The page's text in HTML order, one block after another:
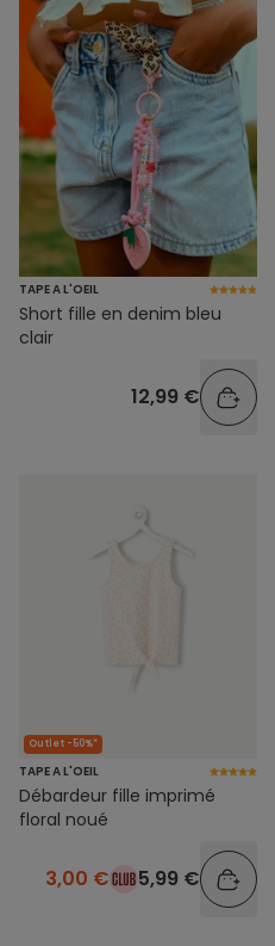
TAPE A L'OEIL
Short fille en denim bleu
clair
12,99 €
Outlet -50%*
TAPE A L'OEIL
Débardeur fille imprimé
floral noué
3,00 € 5,99 €